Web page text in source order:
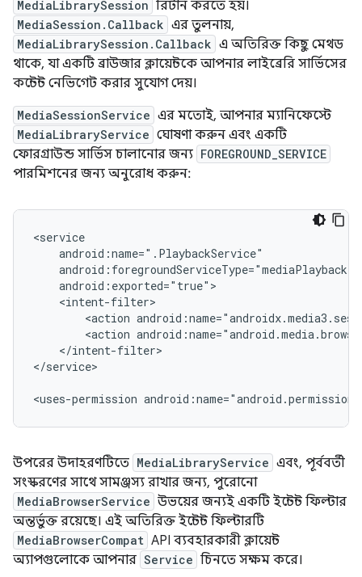
MediaLibrarySession রিটার্ন করতে হয়।
MediaSession.Callback এর তুলনায়,
MediaLibrarySession.Callback এ অতিরিক্ত কিছু মেথড
থাকে, যা একটি ব্রাউজার ক্লায়েন্টকে আপনার লাইব্রেরি সার্ভিসের
কন্টেন্ট নেভিগেট করার সুযোগ দেয়।
MediaSessionService এর মতোই, আপনার ম্যানিফেস্টে
MediaLibraryService ঘোষণা করুন এবং একটি
ফোরগ্রাউন্ড সার্ভিস চালানোর জন্য FOREGROUND_SERVICE
পারমিশনের জন্য অনুরোধ করুন:
<action
<action
</intent-filter>
</service>
<uses-permission
উপরের উদাহরণটিতে MediaLibraryService এবং, পূর্ববর্তী
সংস্করণের সাথে সামঞ্জস্য রাখার জন্য, পুরোনো
MediaBrowserService উভয়ের জন্যই একটি ইন্টেন্ট ফিল্টার
অন্তর্ভুক্ত রয়েছে। এই অতিরিক্ত ইন্টেন্ট ফিল্টারটি
MediaBrowserCompat API ব্যবহারকারী ক্লায়েন্ট
অ্যাপগুলোকে আপনার Service চিনতে সক্ষম করে।